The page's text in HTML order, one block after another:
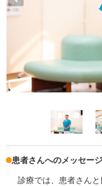
患者さんへのメッセージ
診療では、患者さん